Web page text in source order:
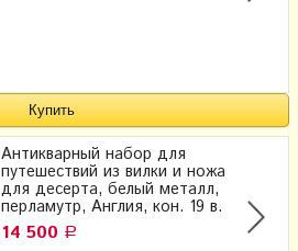
Антикварный набор для
путешествий из вилки и ножа​
для десерта, белый металл,
перламутр, Англия, кон. 19 в.
14 500 Р